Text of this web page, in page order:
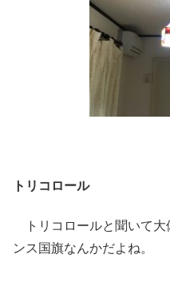
トリコロール
トリコロールと聞いて大
ンス国旗なんかだよね。